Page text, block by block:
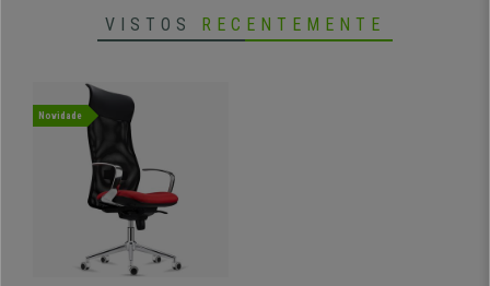
VISTOS RECENTEMENTE
Novidade